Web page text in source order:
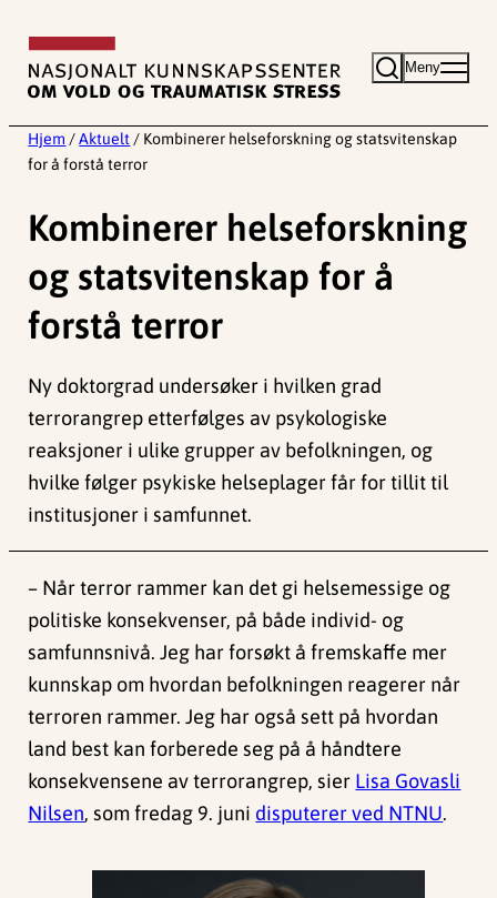
innhold
Meny
Hjem / Aktuelt / Kombinerer helseforskning og statsvitenskap
for å forstå terror
Kombinerer helseforskning
og statsvitenskap for å
forstå terror
Ny doktorgrad undersøker i hvilken grad
terrorangrep etterfølges av psykologiske
reaksjoner i ulike grupper av befolkningen, og
hvilke følger psykiske helseplager får for tillit til
institusjoner i samfunnet.
– Når terror rammer kan det gi helsemessige og
politiske konsekvenser, på både individ- og
samfunnsnivå. Jeg har forsøkt å fremskaffe mer
kunnskap om hvordan befolkningen reagerer når
terroren rammer. Jeg har også sett på hvordan
land best kan forberede seg på å håndtere
konsekvensene av terrorangrep, sier Lisa Govasli
Nilsen, som fredag 9. juni disputerer ved NTNU.